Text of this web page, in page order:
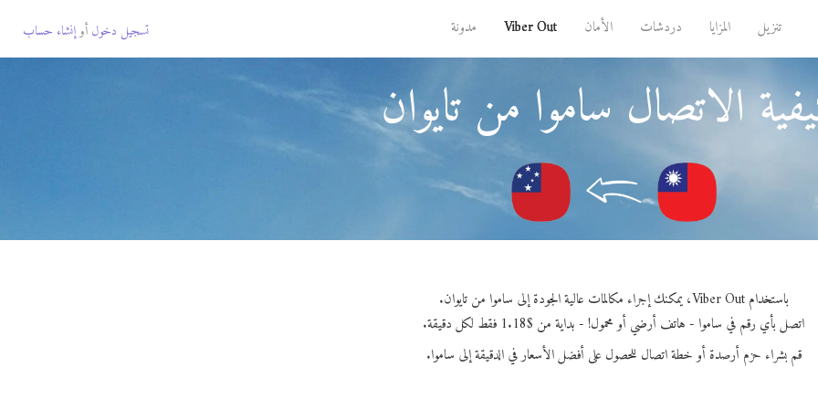
تنزيل المزايا دردشات الأمان Viber Out مدونة تسجيل دخول أوإنشاء حساب
الاتصال ساموا من تايوان
باستخدام Viber Out، يمكنك إجراء مكالمات عالية الجودة إلى ساموا من تايوان.
اتصل بأي رقم في ساموا - هاتف أرضي أو محمول! - بداية من $1.18 فقط لكل دقيقة.
قم بشراء حزم أرصدة أو خطة اتصال للحصول على أفضل الأسعار في الدقيقة إلى ساموا.